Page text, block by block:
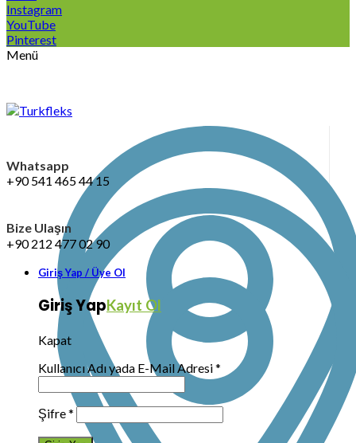
Instagram
YouTube
Pinterest
Menü
Whatsapp
+90 541 465 44 15
Bize Ulaşın
+90 212 477 02 90
Giriş Yap / Üye Ol
Giriş YapKayıt Ol
Kapat
Kullanıcı Adı yada E-Mail Adresi*
Şifre*